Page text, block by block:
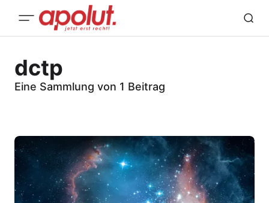
dctp
Eine Sammlung von 1 Beitrag